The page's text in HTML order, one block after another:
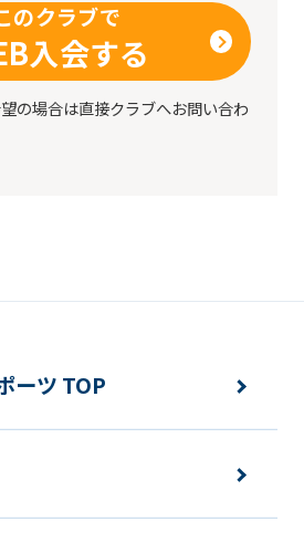
のクラブで
入会する
の場合は直接クラブへお問い合わ
ーツ TOP